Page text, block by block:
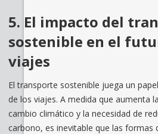
5. El impacto del
sostenible en el
viajes
El transporte sostenible juega un
de los viajes. A medida que aumenta
cambio climático y la necesidad de
carbono, es inevitable que las formas